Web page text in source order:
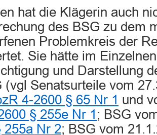
hat die Klägerin auch
des BSG zu dem
Problemkreis der
Sie hätte im
und Darstellung
(vgl Senatsurteile vom
4-2600 § 65 Nr 1 und
§ 255e Nr 1 ; BSG
255a Nr 2; BSG vom